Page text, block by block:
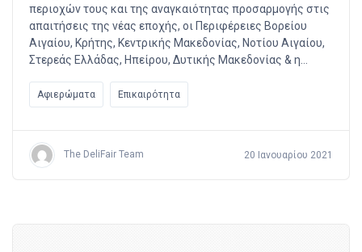
περιοχών τους και της αναγκαιότητας προσαρμογής στις
απαιτήσεις της νέας εποχής, οι Περιφέρειες Βορείου
Αιγαίου, Κρήτης, Κεντρικής Μακεδονίας, Νοτίου Αιγαίου,
Στερεάς Ελλάδας, Ηπείρου, Δυτικής Μακεδονίας & η…
Αφιερώματα Επικαιρότητα
The DeliFair Team 20 Ιανουαρίου 2021